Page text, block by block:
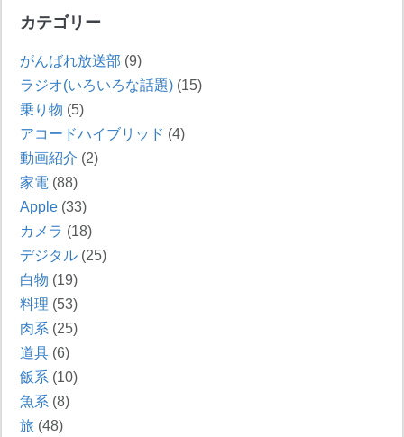
カテゴリー
がんばれ放送部 (9)
ラジオ(いろいろな話題) (15)
乗り物 (5)
アコードハイブリッド (4)
動画紹介 (2)
家電 (88)
Apple (33)
カメラ (18)
デジタル (25)
白物 (19)
料理 (53)
肉系 (25)
道具 (6)
飯系 (10)
魚系 (8)
旅 (48)